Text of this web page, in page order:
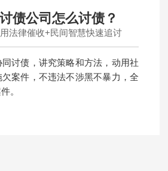
债公司怎么讨债？
法律催收+民间智慧快速追讨
讨债，讲究策略和方法，动用社
案件，不违法不涉黑不暴力，全
。